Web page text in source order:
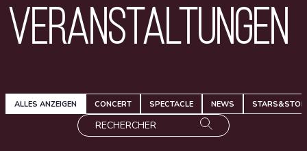
Veranstaltungen
ALLES ANZEIGEN CONCERT SPECTACLE NEWS